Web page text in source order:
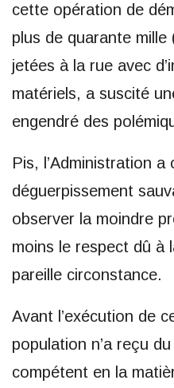
cette opération de
plus de quarante mille
jetées à la rue avec
matériels, a suscité
engendré des
Pis, l’Administration a
déguerpissement
observer la moindre
moins le respect dû à
pareille circonstance.
Avant l’exécution de
population n’a reçu
compétent en la